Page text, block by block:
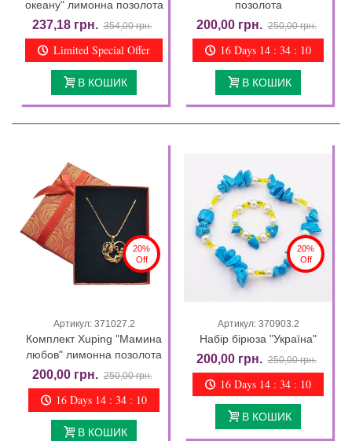
океану" лимонна позолота
237,18 грн. 354,00 грн.
Limited Special Offer
В КОШИК
позолота
200,00 грн. 250,00 грн.
16 Days 14 : 34 : 09
В КОШИК
20%
Off
Артикул: 371027.2
Комплект Xuping "Мамина
любов" лимонна позолота
200,00 грн. 250,00 грн.
16 Days 14 : 34 : 09
В КОШИК
20%
Off
Артикул: 370903.2
Набір бірюза "Україна"
200,00 грн. 250,00 грн.
16 Days 14 : 34 : 09
В КОШИК